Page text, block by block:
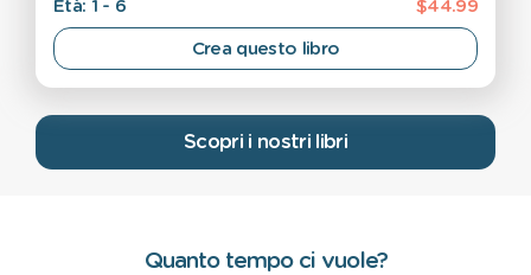
$44.99
Età: 1 - 6
Crea questo libro
Scopri i nostri libri
Quanto tempo ci vuole?